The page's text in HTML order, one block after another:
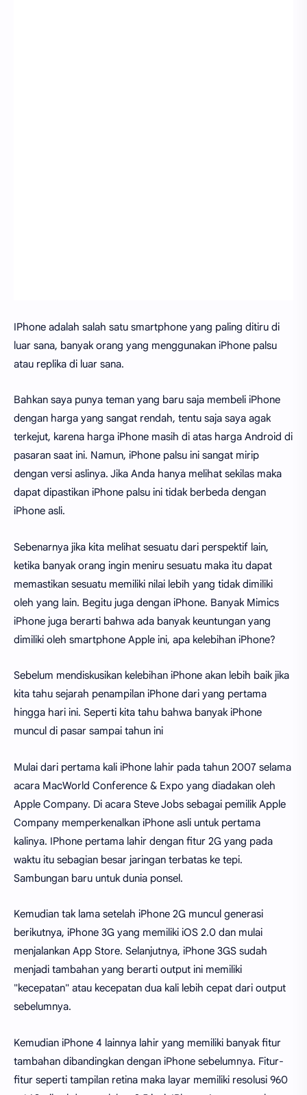
IPhone adalah salah satu smartphone yang paling ditiru di
luar sana, banyak orang yang menggunakan iPhone palsu
atau replika di luar sana.
Bahkan saya punya teman yang baru saja membeli iPhone
dengan harga yang sangat rendah, tentu saja saya agak
terkejut, karena harga iPhone masih di atas harga Android di
pasaran saat ini. Namun, iPhone palsu ini sangat mirip
dengan versi aslinya. Jika Anda hanya melihat sekilas maka
dapat dipastikan iPhone palsu ini tidak berbeda dengan
iPhone asli.
Sebenarnya jika kita melihat sesuatu dari perspektif lain,
ketika banyak orang ingin meniru sesuatu maka itu dapat
memastikan sesuatu memiliki nilai lebih yang tidak dimiliki
oleh yang lain. Begitu juga dengan iPhone. Banyak Mimics
iPhone juga berarti bahwa ada banyak keuntungan yang
dimiliki oleh smartphone Apple ini, apa kelebihan iPhone?
Sebelum mendiskusikan kelebihan iPhone akan lebih baik jika
kita tahu sejarah penampilan iPhone dari yang pertama
hingga hari ini. Seperti kita tahu bahwa banyak iPhone
muncul di pasar sampai tahun ini
Mulai dari pertama kali iPhone lahir pada tahun 2007 selama
acara MacWorld Conference & Expo yang diadakan oleh
Apple Company. Di acara Steve Jobs sebagai pemilik Apple
Company memperkenalkan iPhone asli untuk pertama
kalinya. IPhone pertama lahir dengan fitur 2G yang pada
waktu itu sebagian besar jaringan terbatas ke tepi.
Sambungan baru untuk dunia ponsel.
Kemudian tak lama setelah iPhone 2G muncul generasi
berikutnya, iPhone 3G yang memiliki iOS 2.0 dan mulai
menjalankan App Store. Selanjutnya, iPhone 3GS sudah
menjadi tambahan yang berarti output ini memiliki
"kecepatan" atau kecepatan dua kali lebih cepat dari output
sebelumnya.
Kemudian iPhone 4 lainnya lahir yang memiliki banyak fitur
tambahan dibandingkan dengan iPhone sebelumnya. Fitur-
fitur seperti tampilan retina maka layar memiliki resolusi 960